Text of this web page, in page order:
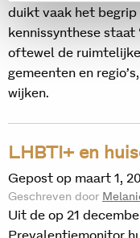
duikt vaak het begrip
kennissynthese staat
oftewel de
gemeenten en
wijken.
LHBTI+ en
Gepost op maart 1,
Geschreven door
Uit de op 21